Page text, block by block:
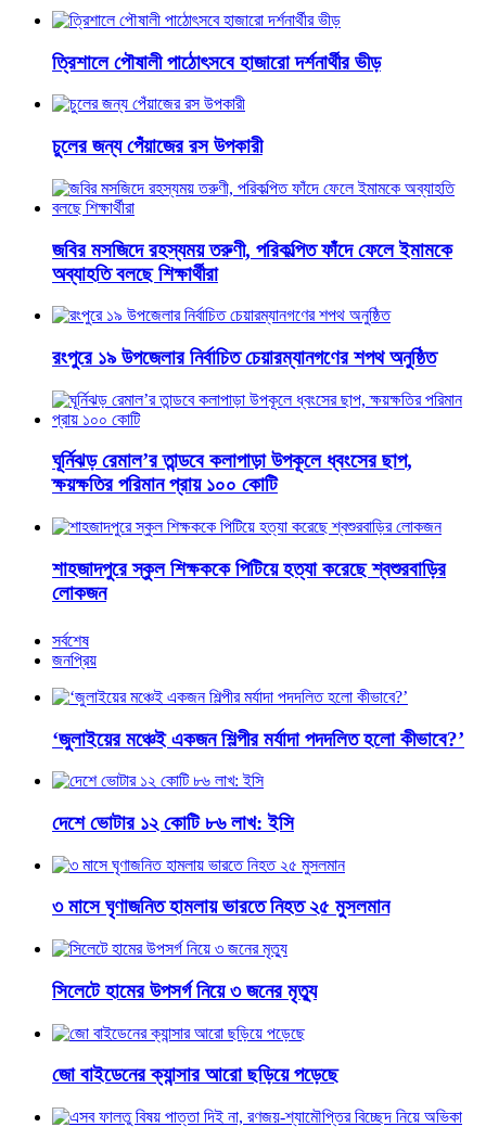
ত্রিশালে পৌষালী পাঠোৎসবে হাজারো দর্শনার্থীর ভীড়
চুলের জন্য পেঁয়াজের রস উপকারী
জবির মসজিদে রহস্যময় তরুণী, পরিকল্পিত ফাঁদে ফেলে ইমামকে
অব্যাহতি বলছে শিক্ষার্থীরা
রংপুরে ১৯ উপজেলার নির্বাচিত চেয়ারম্যানগণের শপথ অনুষ্ঠিত
ঘূর্নিঝড় রেমাল’র তান্ডবে কলাপাড়া উপকূলে ধ্বংসের ছাপ,
ক্ষয়ক্ষতির পরিমান প্রায় ১০০ কোটি
শাহজাদপুরে স্কুল শিক্ষককে পিটিয়ে হত্যা করেছে শ্বশুরবাড়ির
লোকজন
সর্বশেষ
জনপ্রিয়
‘জুলাইয়ের মঞ্চেই একজন শিল্পীর মর্যাদা পদদলিত হলো কীভাবে?’
দেশে ভোটার ১২ কোটি ৮৬ লাখ: ইসি
৩ মাসে ঘৃণাজনিত হামলায় ভারতে নিহত ২৫ মুসলমান
সিলেটে হামের উপসর্গ নিয়ে ৩ জনের মৃত্যু
জো বাইডেনের ক্যান্সার আরো ছড়িয়ে পড়েছে